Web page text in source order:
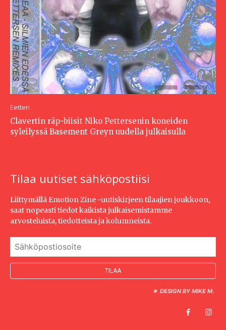
Eetteri
Clavertin räp-biisit Niko Pettersenin koneiden
syleilyssä Basement Greyn uudella julkaisulla
Tilaa uutiset sähköpostiisi
Liittymällä Emotion Zine -uutiskirjeen tilaajien joukkoon,
saat nopeasti tiedot kaikista julkaisemistamme
arvosteluista, tiedotteista ja kolumneista.
★ DESIGN BY MIKE M.